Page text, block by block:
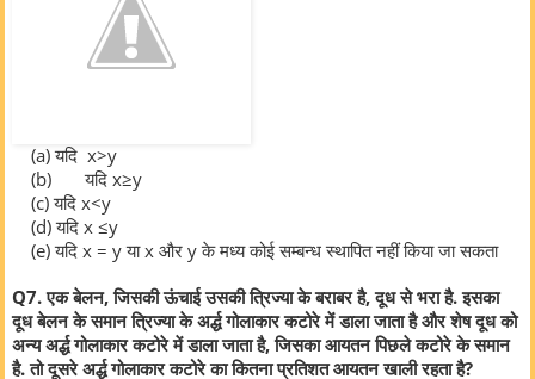
(a) यदि x>y
(b) यदि x≥y
(c) यदि x<y
(d) यदि x ≤y
(e) यदि x = y या x और y के मध्य कोई सम्बन्ध स्थापित नहीं किया जा सकता
Q7. एक बेलन, जिसकी ऊंचाई उसकी त्रिज्या के बराबर है, दूध से भरा है. इसका
दूध बेलन के समान त्रिज्या के अर्द्ध गोलाकार कटोरे में डाला जाता है और शेष दूध को
अन्य अर्द्ध गोलाकार कटोरे में डाला जाता है, जिसका आयतन पिछले कटोरे के समान
है. तो दूसरे अर्द्ध गोलाकार कटोरे का कितना प्रतिशत आयतन खाली रहता है?